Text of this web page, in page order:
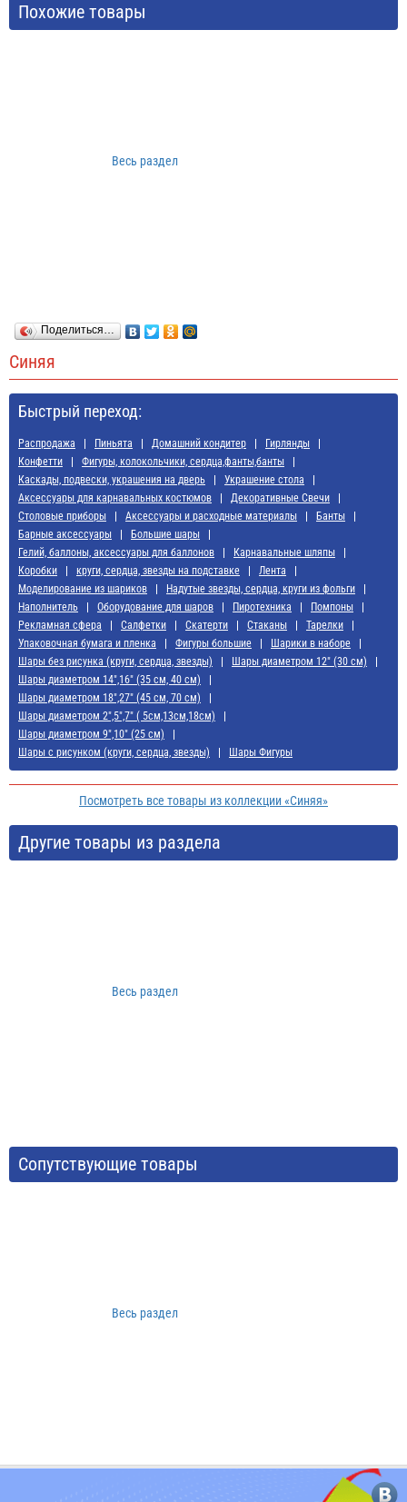
Похожие товары
Весь раздел
Поделиться…
Синяя
Быстрый переход:
Распродажа Пиньята Домашний кондитер
Гирлянды
Конфетти
Фигуры, колокольчики, сердца,фанты,банты
Каскады, подвески, украшения на дверь
Украшение стола
Аксессуары для карнавальных костюмов
Декоративные Свечи
Cтоловые приборы
Аксессуары и расходные материалы
Банты
Барные аксессуары
Большие шары
Гелий, баллоны, аксессуары для баллонов
Карнавальные шляпы
Коробки
круги, сердца, звезды на подставке
Лента
Моделирование из шариков
Надутые звезды, сердца, круги из фольги
Наполнитель
Оборудование для шаров Пиротехника
Помпоны
Рекламная сфера
Салфетки Скатерти Стаканы
Тарелки
Упаковочная бумага и пленка
Фигуры большие
Шарики в наборе
Шары без рисунка (круги, сердца, звезды)
Шары диаметром 12" (30 см)
Шары диаметром 14",16" (35 см, 40 см)
Шары диаметром 18",27" (45 см, 70 см)
Шары диаметром 2",5",7" ( 5см,13см,18см)
Шары диаметром 9",10" (25 см)
Шары с рисунком (круги, сердца, звезды)
Шары Фигуры
Посмотреть все товары из коллекции «Синяя»
Другие товары из раздела
Весь раздел
Сопутствующие товары
Весь раздел